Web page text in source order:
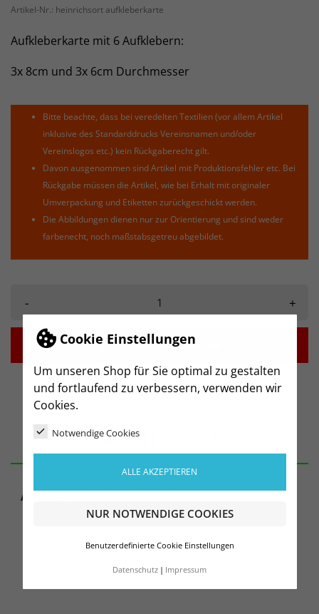
Cookie Einstellungen
Um unseren Shop für Sie optimal zu gestalten
und fortlaufend zu verbessern, verwenden wir
Cookies.
Notwendige Cookies
ALLE AKZEPTIEREN
NUR NOTWENDIGE COOKIES
Benutzerdefinierte Cookie Einstellungen
Datenschutz Impressum
Artikel-Nr.: heinrichsort aufkleberkarte
Aufkleberkarte mit 6 Aufklebern:
3x 8cm und 3x 6cm Durchmesser
Bitte beachte, dass bei veredelten Textilien (vor allem Artikel
inklusive des Standarddrucks Vereinsnamen und/oder
Vereinslogos etc.) kein Rückgaberecht gilt.
Davon ausgenommen sind Artikel mit Produktionsfehler etc. Bei
Rückgabe müssen die Artikel, wie bei Erhalt mit originaler
Umverpackung und Etiketten zurückgeschickt werden.
Die Abbildungen dienen nur zur Orientierung und sind weder
farbenecht, noch maßstabsgetreu abgebildet.
- +
 IN DEN WARENKORB
ARTIKELDETAILS
Artikel-Nr.